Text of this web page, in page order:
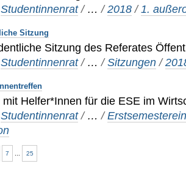
Studentinnenrat / …/2018 / 1.
Sitzung
Sitzung des Referates
Studentinnenrat / …/Sitzungen /
mit Helfer*Innen für die ESE im
Studentinnenrat / …/
7 25